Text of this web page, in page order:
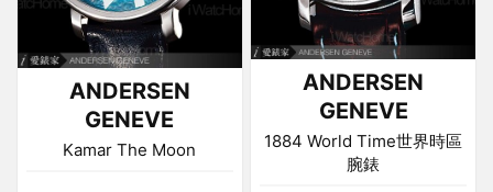
ANDERSEN
GENEVE
Kamar The Moon
ANDERSEN
GENEVE
1884 World Time世界時區
腕錶